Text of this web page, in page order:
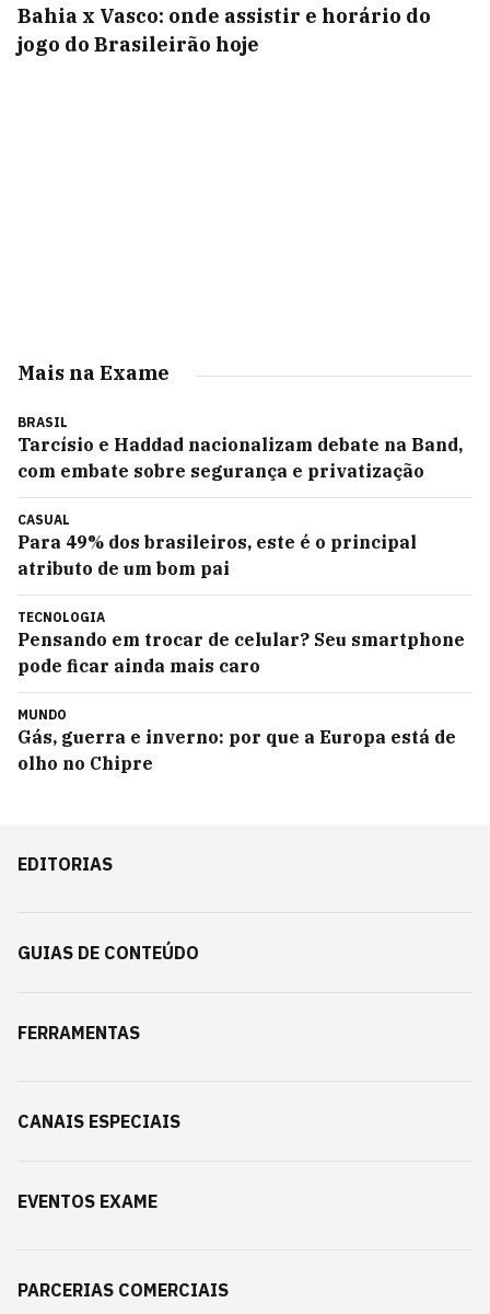
Bahia x Vasco: onde assistir e horário do
jogo do Brasileirão hoje
Mais na Exame
BRASIL
Tarcísio e Haddad nacionalizam debate na Band,
com embate sobre segurança e privatização
CASUAL
Para 49% dos brasileiros, este é o principal
atributo de um bom pai
TECNOLOGIA
Pensando em trocar de celular? Seu smartphone
pode ficar ainda mais caro
MUNDO
Gás, guerra e inverno: por que a Europa está de
olho no Chipre
EDITORIAS
GUIAS DE CONTEÚDO
FERRAMENTAS
CANAIS ESPECIAIS
EVENTOS EXAME
PARCERIAS COMERCIAIS